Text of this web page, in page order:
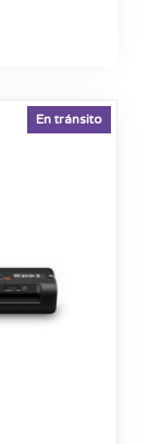
En tránsito